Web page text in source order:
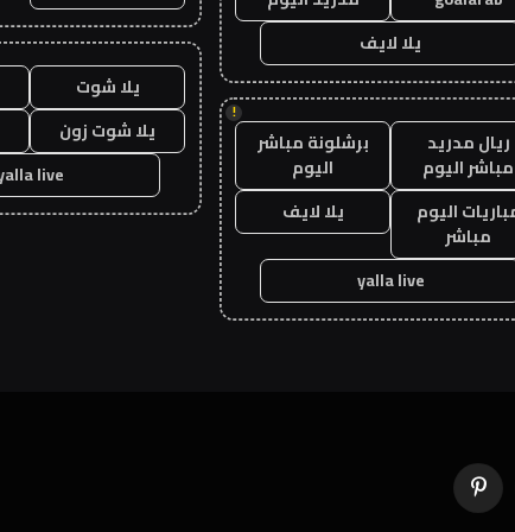
يلا لايف
!
ريال مدريد
مباشر اليوم
برشلونة مباشر
اليوم
اليوم
مباشر
يلا لايف
yalla live
يلا شوت
يلا شوت زون
live
بينتيريست